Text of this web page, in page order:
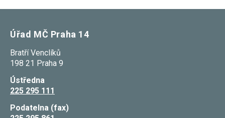
Úřad MČ Praha 14
Bratří Venclíků
198 21 Praha 9
Ústředna
225 295 111
Podatelna (fax)